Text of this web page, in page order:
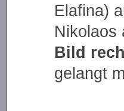
Elafina)
Nikolaos
Bild
gelangt